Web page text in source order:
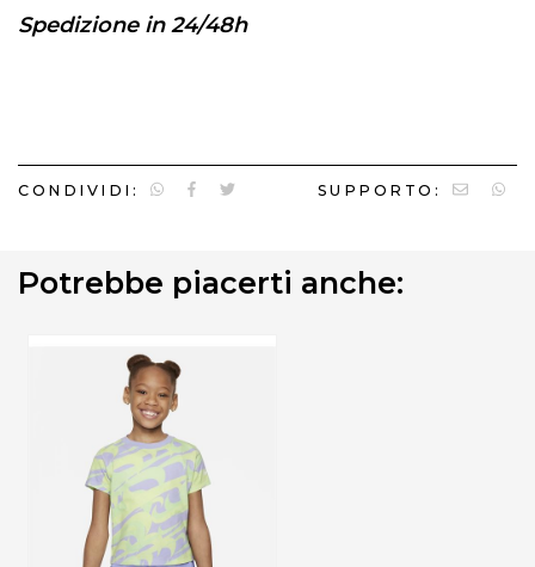
Spedizione in 24/48h
CONDIVIDI: SUPPORTO:
Potrebbe piacerti anche: